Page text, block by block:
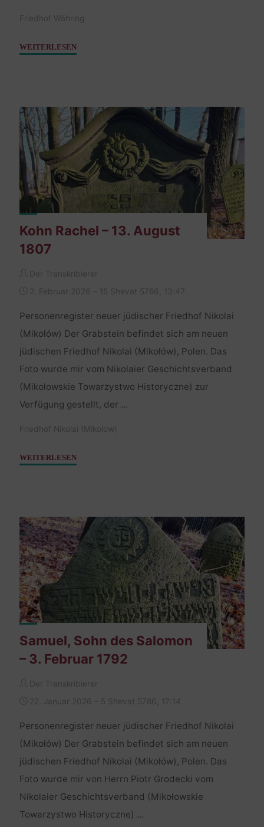
Friedhof Währing
WEITERLESEN"Kohn
23./24.
August
1808"
Kohn Rachel – 13. August
1807
Der Transkribierer
2. Februar 2026 – 15 Shevat 5786, 13:47
Personenregister neuer jüdischer Friedhof Nikolai
(Mikołów) Der Grabstein befindet sich am neuen
jüdischen Friedhof Nikolai (Mikołów), Polen. Das
Foto wurde mir vom Nikolaier Geschichtsverband
(Mikołowskie Towarzystwo Historyczne) zur
Verfügung gestellt, der …
Friedhof Nikolai (Mikolow)
WEITERLESEN"Kohn
August
1807"
Samuel, Sohn des Salomon
– 3. Februar 1792
Der Transkribierer
22. Januar 2026 – 5 Shevat 5786, 17:14
Personenregister neuer jüdischer Friedhof Nikolai
(Mikołów) Der Grabstein befindet sich am neuen
jüdischen Friedhof Nikolai (Mikołów), Polen. Das
Foto wurde mir von Herrn Piotr Grodecki vom
Nikolaier Geschichtsverband (Mikołowskie
Towarzystwo Historyczne) …